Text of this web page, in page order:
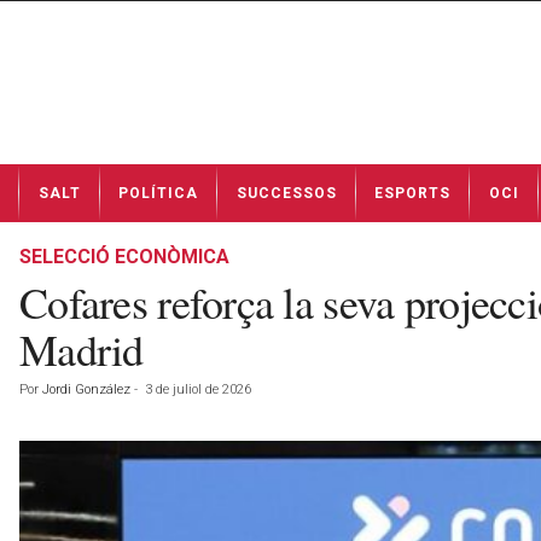
t
SALT POLÍTICA SUCCESSOS ESPORTS OCI
SELECCIÓ ECONÒMICA
Cofares reforça la seva
Madrid
Por Jordi González - 3 de juliol de 2026